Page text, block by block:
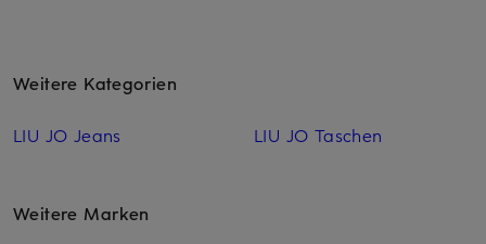
Weitere Kategorien
LIU JO Jeans LIU JO Taschen
Weitere Marken